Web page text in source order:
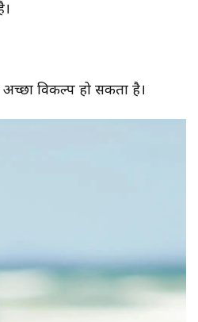
विकल्प हो सकता है।